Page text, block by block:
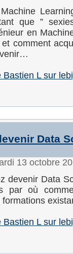
que ”
en
comment
Bastien L sur
Data
13 octobre
devenir Data
par où
Bastien L sur